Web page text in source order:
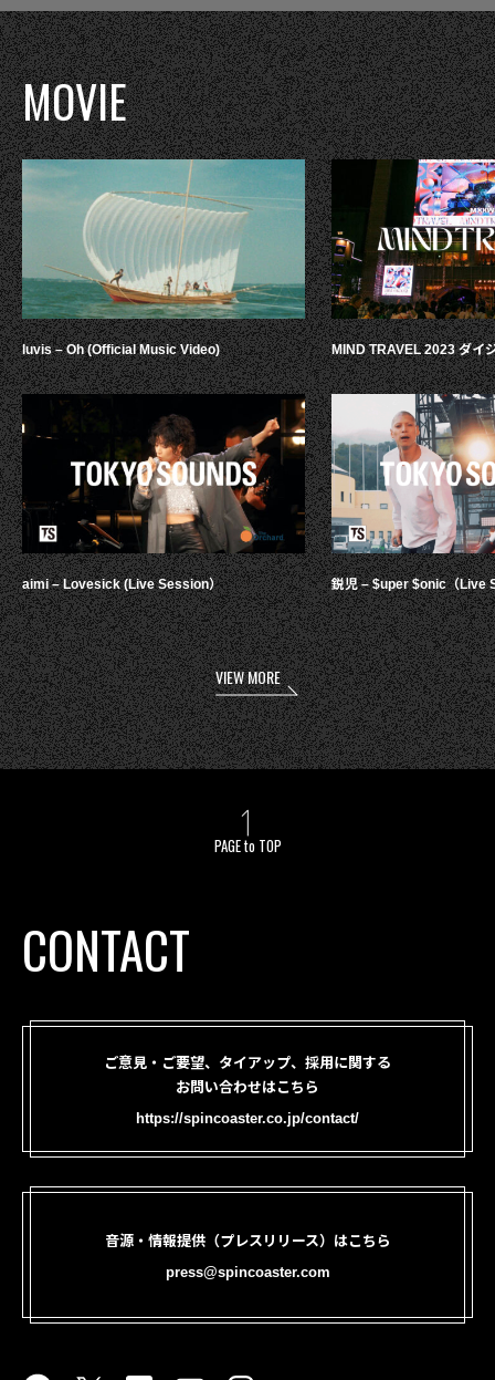
MOVIE
luvis – Oh (Official Music Video)
aimi – Lovesick (Live Session）
MIND TRAVEL 2023 ダイ
鋭児 – $uper $onic（Live
VIEW MORE
PAGE to TOP
CONTACT
ご意見・ご要望、タイアップ、採用に関する
お問い合わせはこちら
https://spincoaster.co.jp/contact/
音源・情報提供（プレスリリース）はこちら
press@spincoaster.com